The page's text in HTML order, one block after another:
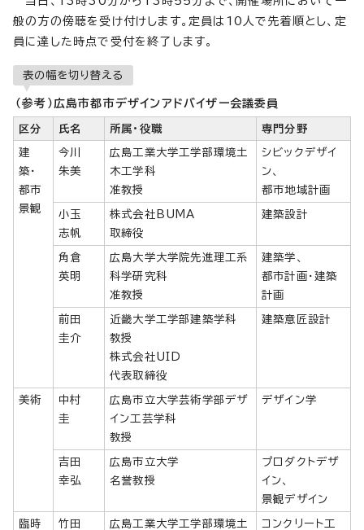
般の方の傍聴を受け付けします。定員は10人で先着順とし、定
員に達した時点で受付を終了します。
表の幅を切り替える
（参考）広島市都市デザインアドバイザー会議委員
区分 氏名 所属・役職 専門分野
建
築・
都市
景観
今川
朱美
広島工業大学工学部環境土
木工学科
准教授
シビックデザイ
ン、
都市地域計画
小玉
志帆
株式会社BUMA
取締役
建築設計
角倉
英明
広島大学大学院先進理工系
科学研究科
准教授
建築学、
都市計画・建築
計画
前田
圭介
近畿大学工学部建築学科
教授
株式会社UID
代表取締役
建築意匠設計
美術
中村
圭
広島市立大学芸術学部デザ
イン工芸学科
教授
デザイン学
吉田
幸弘
広島市立大学
名誉教授
プロダクトデザ
イン、
景観デザイン
臨時
竹田
広島工業大学工学部環境土
コンクリート工